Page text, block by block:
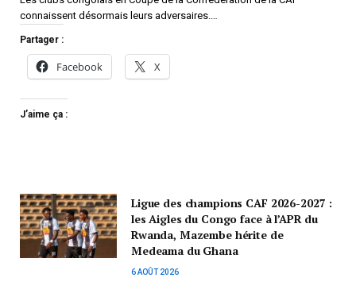
connaissent désormais leurs adversaires.…
Partager :
Facebook X
J’aime ça :
Ligue des champions CAF 2026-2027 :
les Aigles du Congo face à l’APR du
Rwanda, Mazembe hérite de
Medeama du Ghana
6 AOÛT 2026